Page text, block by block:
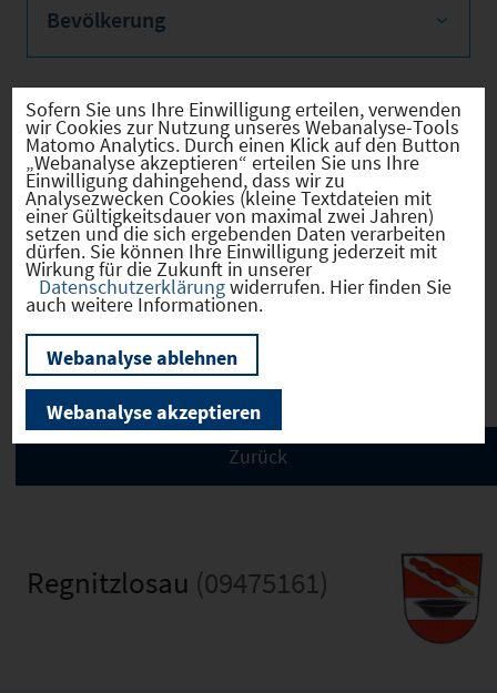
Bevölkerung
Sozialvers. Beschäftigte
Verkehrsinfrastruktur
Kommunale Infrastruktur
Regnitzlosau (09475161)
Sofern Sie uns Ihre Einwilligung erteilen, verwenden
wir Cookies zur Nutzung unseres Webanalyse-Tools
Matomo Analytics. Durch einen Klick auf den Button
„Webanalyse akzeptieren“ erteilen Sie uns Ihre
Einwilligung dahingehend, dass wir zu
Analysezwecken Cookies (kleine Textdateien mit
einer Gültigkeitsdauer von maximal zwei Jahren)
setzen und die sich ergebenden Daten verarbeiten
dürfen. Sie können Ihre Einwilligung jederzeit mit
Wirkung für die Zukunft in unserer
Datenschutzerklärungwiderrufen. Hier finden Sie
auch weitere Informationen.
Webanalyse ablehnen
Webanalyse akzeptieren